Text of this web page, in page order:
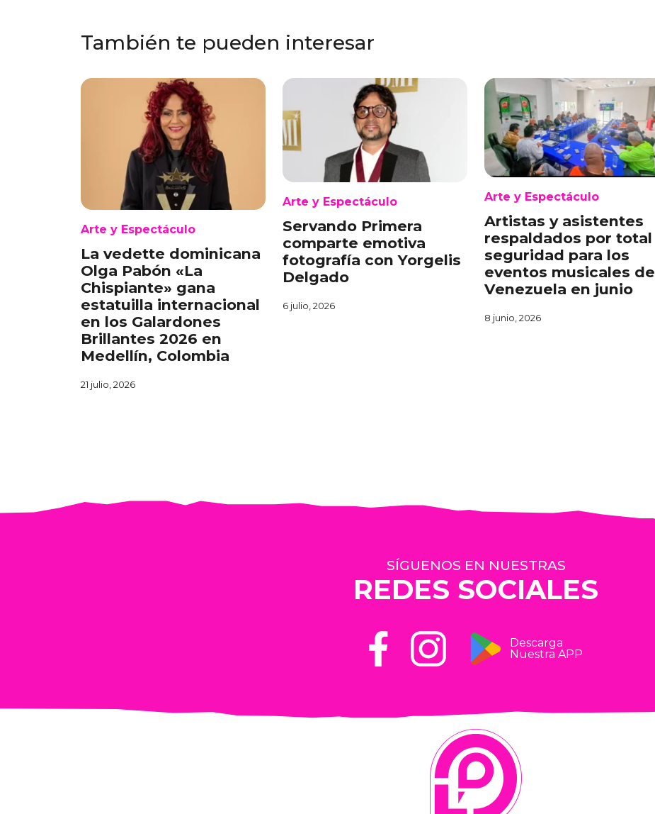
También te pueden interesar
Arte y Espectáculo
La vedette dominicana
Olga Pabón «La
Chispiante» gana
estatuilla internacional
en los Galardones
Brillantes 2026 en
Medellín, Colombia
21 julio, 2026
Arte y Espectáculo
Servando Primera
comparte emotiva
fotografía con Yorgelis
Delgado
6 julio, 2026
Arte y Espectáculo
Artistas y asistentes
respaldados por total
seguridad para los
eventos musicales de
Venezuela en junio
8 junio, 2026
SÍGUENOS EN NUESTRAS
REDES SOCIALES
Descarga
Nuestra APP